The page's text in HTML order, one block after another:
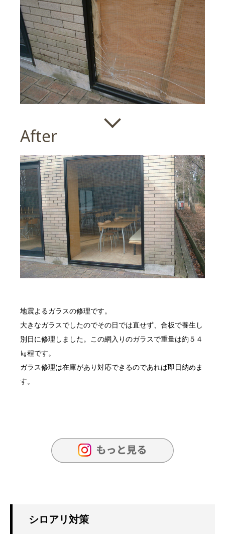
After
地震よるガラスの修理です。
大きなガラスでしたのでその日では直せず、合板で養生し
別日に修理しました。この網入りのガラスで重量は約５４
㎏程です。
ガラス修理は在庫があり対応できるのであれば即日納めま
す。
シロアリ対策